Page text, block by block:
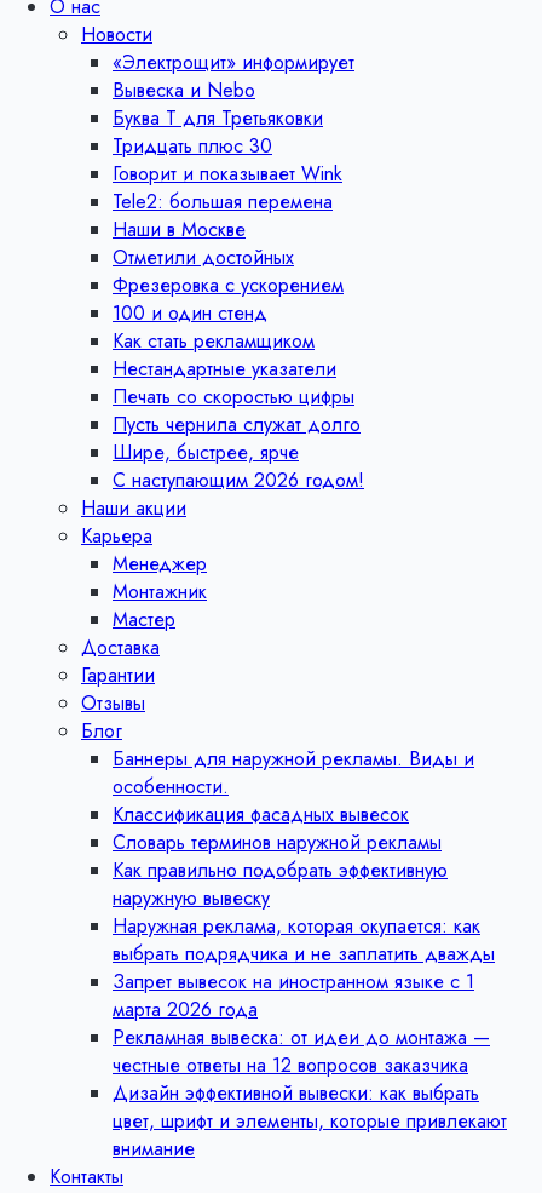
О нас
Новости
«Электрощит» информирует
Вывеска и Nebo
Буква Т для Третьяковки
Тридцать плюс 30
Говорит и показывает Wink
Tele2: большая перемена
Наши в Москве
Отметили достойных
Фрезеровка с ускорением
100 и один стенд
Как стать рекламщиком
Нестандартные указатели
Печать со скоростью цифры
Пусть чернила служат долго
Шире, быстрее, ярче
С наступающим 2026 годом!
Наши акции
Карьера
Менеджер
Монтажник
Мастер
Доставка
Гарантии
Отзывы
Блог
Баннеры для наружной рекламы. Виды и
особенности.
Классификация фасадных вывесок
Словарь терминов наружной рекламы
Как правильно подобрать эффективную
наружную вывеску
Наружная реклама, которая окупается: как
выбрать подрядчика и не заплатить дважды
Запрет вывесок на иностранном языке с 1
марта 2026 года
Рекламная вывеска: от идеи до монтажа —
честные ответы на 12 вопросов заказчика
Дизайн эффективной вывески: как выбрать
цвет, шрифт и элементы, которые привлекают
внимание
Контакты